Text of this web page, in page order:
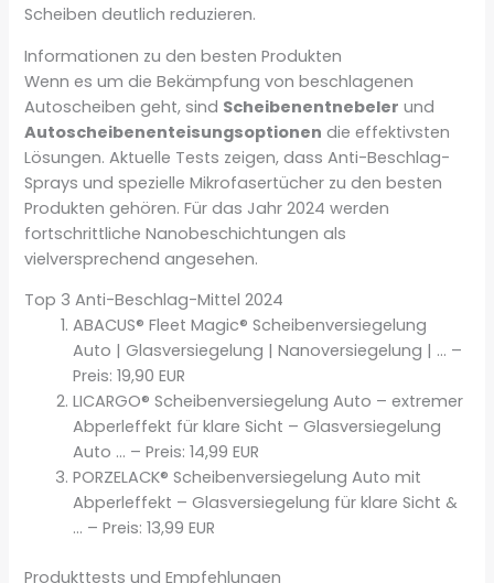
Scheiben deutlich reduzieren.
Informationen zu den besten Produkten
Wenn es um die Bekämpfung von beschlagenen
Autoscheiben geht, sind Scheibenentnebeler und
Autoscheibenenteisungsoptionen die effektivsten
Lösungen. Aktuelle Tests zeigen, dass Anti-Beschlag-
Sprays und spezielle Mikrofasertücher zu den besten
Produkten gehören. Für das Jahr 2024 werden
fortschrittliche Nanobeschichtungen als
vielversprechend angesehen.
Top 3 Anti-Beschlag-Mittel 2024
ABACUS® Fleet Magic® Scheibenversiegelung
Auto | Glasversiegelung | Nanoversiegelung | … –
Preis: 19,90 EUR
LICARGO® Scheibenversiegelung Auto – extremer
Abperleffekt für klare Sicht – Glasversiegelung
Auto … – Preis: 14,99 EUR
PORZELACK® Scheibenversiegelung Auto mit
Abperleffekt – Glasversiegelung für klare Sicht &
… – Preis: 13,99 EUR
Produkttests und Empfehlungen